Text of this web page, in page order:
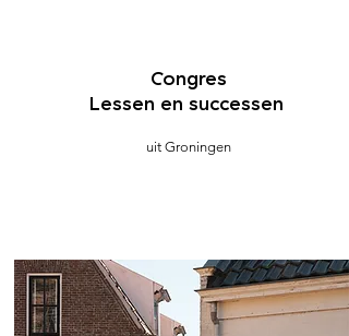
Congres
Lessen en successen
uit Groningen